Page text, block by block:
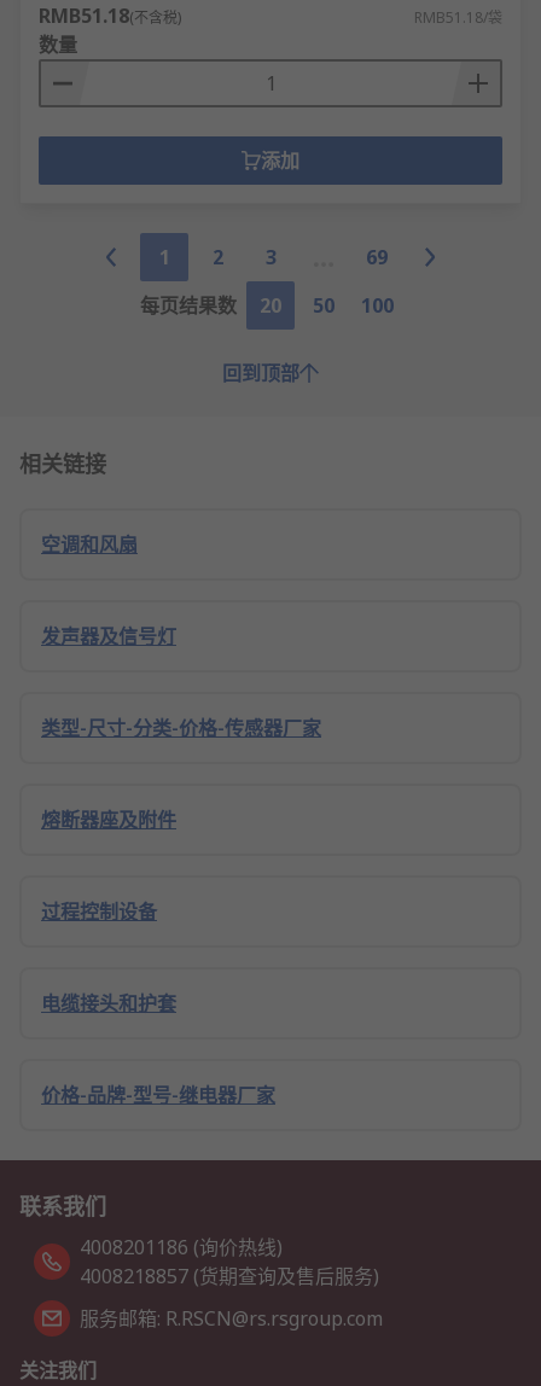
RMB51.18(不含税) RMB51.18/袋
数量
添加
1 2 3
69
每页结果数
20 50 100
回到顶部
相关链接
空调和风扇
发声器及信号灯
类型-尺寸-分类-价格-传感器厂家
熔断器座及附件
过程控制设备
电缆接头和护套
价格-品牌-型号-继电器厂家
联系我们
4008201186 (询价热线)
4008218857 (货期查询及售后服务)
服务邮箱: R.RSCN@rs.rsgroup.com
关注我们